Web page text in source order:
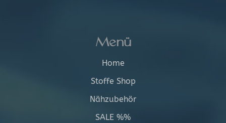
Menü
Home
Stoffe Shop
Nähzubehör
SALE %%